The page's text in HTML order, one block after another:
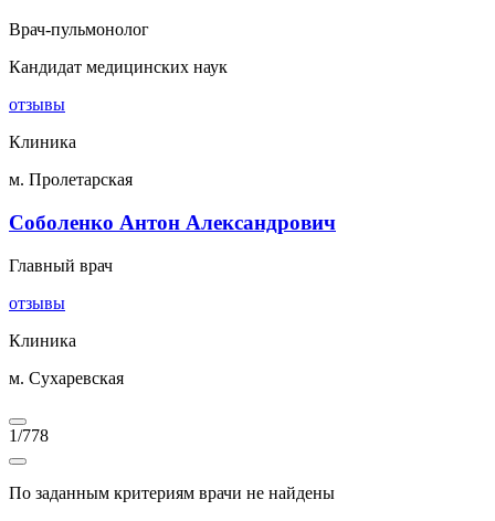
Врач-пульмонолог
Кандидат медицинских наук
отзывы
Клиника
м. Пролетарская
Соболенко Антон Александрович
Главный врач
отзывы
Клиника
м. Сухаревская
1/778
По заданным критериям врачи не найдены